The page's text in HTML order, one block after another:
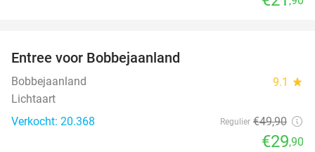
Entree voor Bobbejaanland
Bobbejaanland 9.1 star
Lichtaart
Verkocht: 20.368
Regulier €49,90
€29,90